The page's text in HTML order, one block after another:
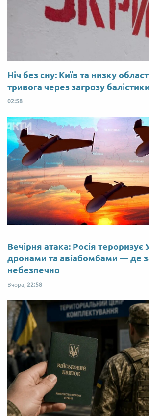
Ніч без сну: Київ та низку
тривога через загрозу балістики
02:58
Вечірня атака: Росія тероризує
дронами та авіабомбами — де
небезпечно
Вчора, 22:58